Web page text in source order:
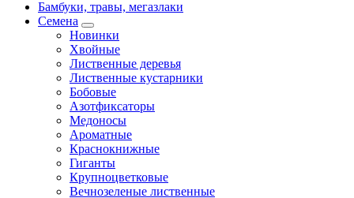
Бамбуки, травы, мегазлаки
Семена
Новинки
Хвойные
Лиственные деревья
Лиственные кустарники
Бобовые
Азотфиксаторы
Медоносы
Ароматные
Краснокнижные
Гиганты
Крупноцветковые
Вечнозеленые лиственные